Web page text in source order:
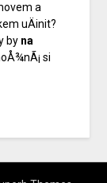
a
uÄinit?
by na
si